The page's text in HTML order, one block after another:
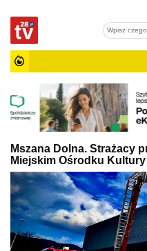
Mszana Dolna. Strażacy
Miejskim Ośrodku Kultury